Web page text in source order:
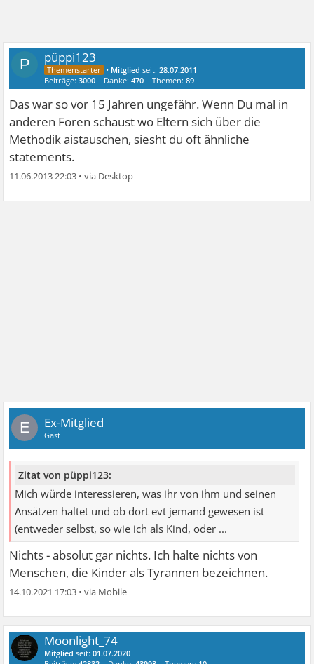
P püppi123
• Mitglied seit:28.07.2011
Beiträge:3000 Danke:470 Themen:89
Das war so vor 15 Jahren ungefähr. Wenn Du mal in
anderen Foren schaust wo Eltern sich über die
Methodik aistauschen, siesht du oft ähnliche
statements.
11.06.2013 22:03 •
E Ex-Mitglied
Gast
Zitat von püppi123:
Mich würde interessieren, was ihr von ihm und seinen
Ansätzen haltet und ob dort evt jemand gewesen ist
(entweder selbst, so wie ich als Kind, oder ...
Nichts - absolut gar nichts. Ich halte nichts von
Menschen, die Kinder als Tyrannen bezeichnen.
14.10.2021 17:03 •
Moonlight_74
Mitglied seit:01.07.2020